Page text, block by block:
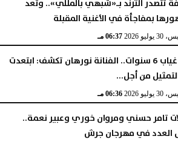
تتصدر الترند بـ«شبهي بالمللي».. وتعد
بمفاجأة في الأغنية المقبلة
2026 06:37 مـ
بعد غياب 6 سنوات.. الفنانة نورهان تكشف: ابتعدت
من أجل...
2026 06:36 مـ
تامر حسني ومروان خوري وعبير نعمة..
العدد في مهرجان جرش